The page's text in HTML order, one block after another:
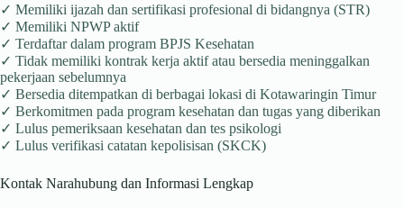
✓ Memiliki ijazah dan sertifikasi profesional di bidangnya (STR)
✓ Memiliki NPWP aktif
✓ Terdaftar dalam program BPJS Kesehatan
✓ Tidak memiliki kontrak kerja aktif atau bersedia meninggalkan
pekerjaan sebelumnya
✓ Bersedia ditempatkan di berbagai lokasi di Kotawaringin Timur
✓ Berkomitmen pada program kesehatan dan tugas yang diberikan
✓ Lulus pemeriksaan kesehatan dan tes psikologi
✓ Lulus verifikasi catatan kepolisisan (SKCK)
Kontak Narahubung dan Informasi Lengkap